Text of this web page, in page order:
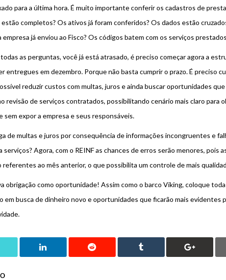
para a última hora. É muito importante conferir os cadastros de
completos? Os ativos já foram conferidos? Os dados estão
já enviou ao Fisco? Os códigos batem com os serviços
as perguntas, você já está atrasado, é preciso começar agora a
entregues em dezembro. Porque não basta cumprir o prazo. É preciso
reduzir custos com multas, juros e ainda buscar oportunidades que
revisão de serviços contratados, possibilitando cenário mais claro para
sem expor a empresa e seus responsáveis.
de multas e juros por consequência de informações incongruentes e
Agora, com o REINF as chances de erros serão menores, pois
ao mês anterior, o que possibilita um controle de mais
obrigação como oportunidade! Assim como o barco Viking, coloque toda
em busca de dinheiro novo e oportunidades que ficarão mais evidentes